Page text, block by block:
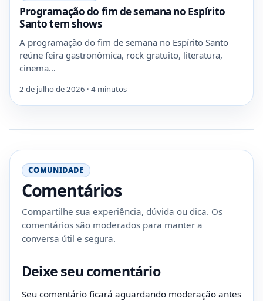
Programação do fim de semana no Espírito
Santo tem shows
A programação do fim de semana no Espírito Santo
reúne feira gastronômica, rock gratuito, literatura,
cinema…
2 de julho de 2026 · 4 minutos
COMUNIDADE
Comentários
Compartilhe sua experiência, dúvida ou dica. Os
comentários são moderados para manter a
conversa útil e segura.
Deixe seu comentário
Seu comentário ficará aguardando moderação antes